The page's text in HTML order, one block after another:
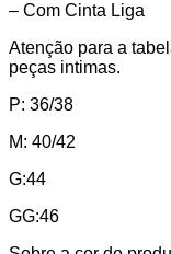
– Com Cinta Liga
Atenção para a
peças intimas.
P: 36/38
M: 40/42
G:44
GG:46